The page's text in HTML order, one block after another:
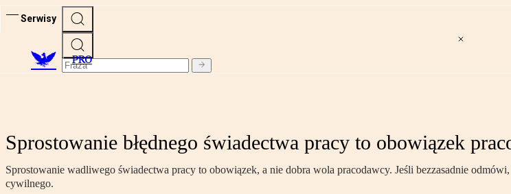
Serwisy
PRO
Sprostowanie błędnego świadectwa pracy to obowiązek
Sprostowanie wadliwego świadectwa pracy to obowiązek, a nie dobra wola pracodawcy. Jeśli bezzasadnie
cywilnego.